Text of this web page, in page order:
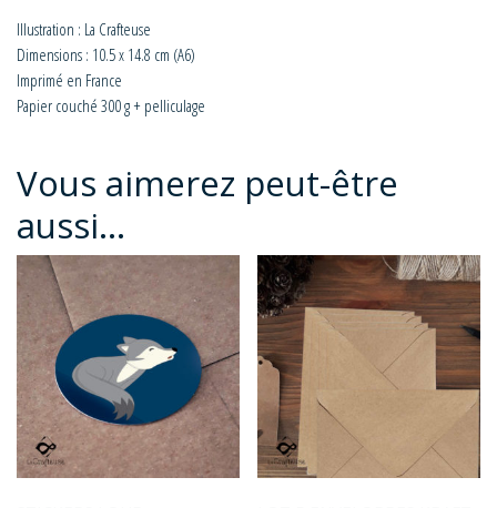
Illustration : La Crafteuse
Dimensions : 10.5 x 14.8 cm (A6)
Imprimé en France
Papier couché 300 g + pelliculage
Vous aimerez peut-être
aussi…